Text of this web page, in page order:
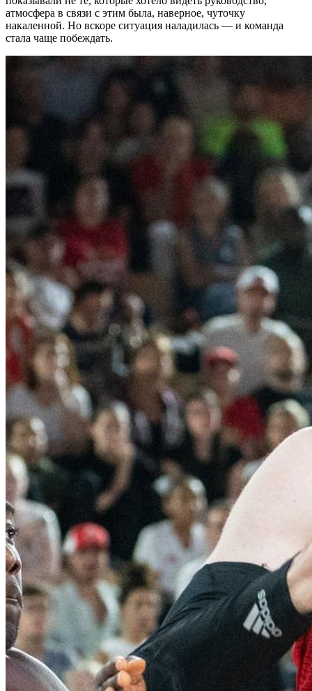
атмосфера в связи с этим была, наверное, чуточку
накаленной. Но вскоре ситуация наладилась — и команда
стала чаще побеждать.